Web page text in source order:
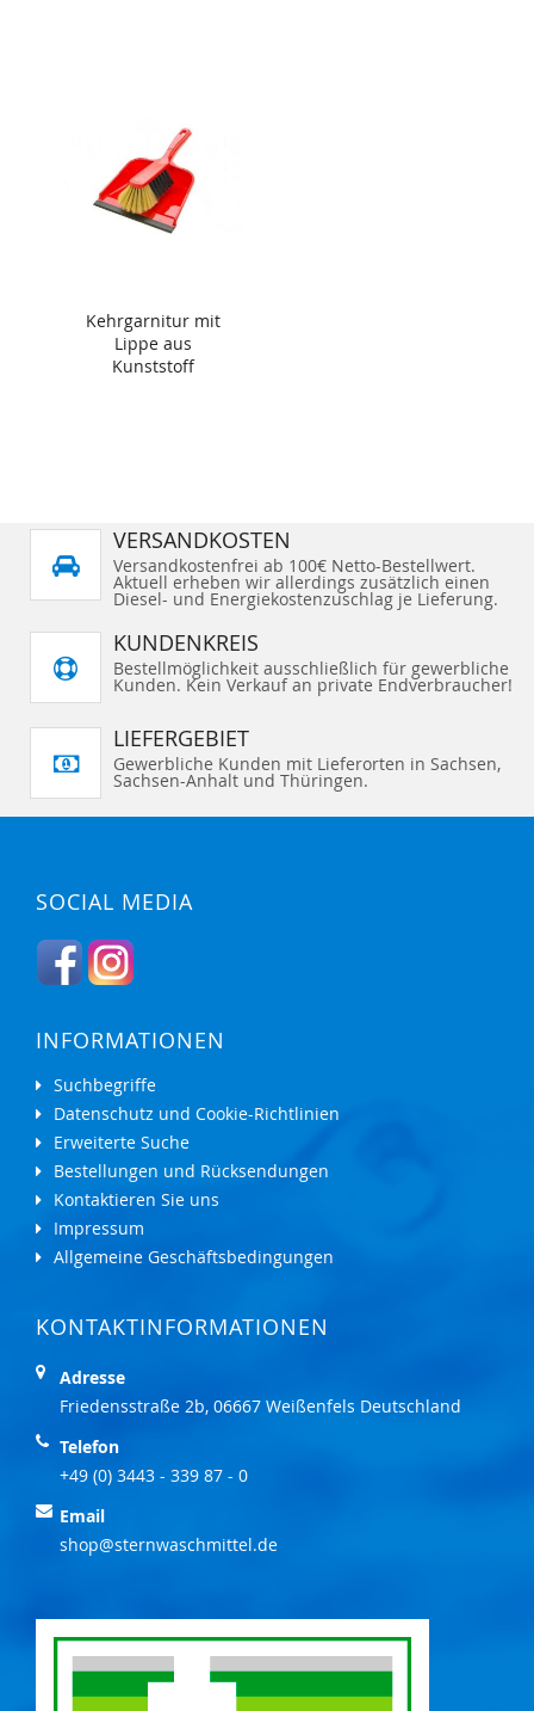
Kehrgarnitur mit
Lippe aus
Kunststoff
VERSANDKOSTEN
Versandkostenfrei ab 100€ Netto-Bestellwert.
Aktuell erheben wir allerdings zusätzlich einen
Diesel- und Energiekostenzuschlag je Lieferung.
KUNDENKREIS
Bestellmöglichkeit ausschließlich für gewerbliche
Kunden. Kein Verkauf an private Endverbraucher!
LIEFERGEBIET
Gewerbliche Kunden mit Lieferorten in Sachsen,
Sachsen-Anhalt und Thüringen.
SOCIAL MEDIA
INFORMATIONEN
Suchbegriffe
Datenschutz und Cookie-Richtlinien
Erweiterte Suche
Bestellungen und Rücksendungen
Kontaktieren Sie uns
Impressum
Allgemeine Geschäftsbedingungen
KONTAKTINFORMATIONEN
Adresse
Friedensstraße 2b, 06667 Weißenfels Deutschland
Telefon
+49 (0) 3443 - 339 87 - 0
Email
shop@sternwaschmittel.de